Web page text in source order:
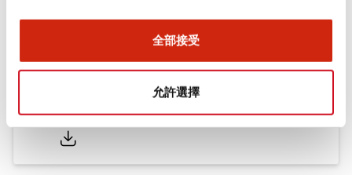
全部接受
允許選擇
認證與標準
Flush Silhouette LW系列 控制元件 (英文版)
2025/09/19.PDF1.23MB